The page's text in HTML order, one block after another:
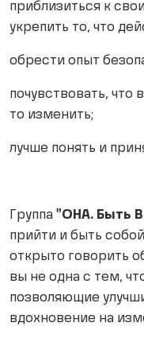
приблизиться к
укрепить то, что
обрести опыт
почувствовать, что
то изменить;
лучше понять и
Группа "ОНА. Быть
прийти и быть
открыто говорить
вы не одна с тем,
позволяющие
вдохновение на